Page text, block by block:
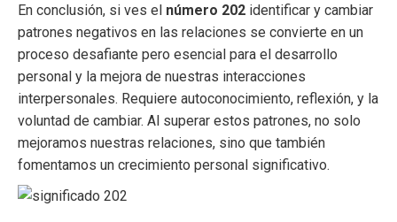
En conclusión, si ves el número 202 identificar y cambiar
patrones negativos en las relaciones se convierte en un
proceso desafiante pero esencial para el desarrollo
personal y la mejora de nuestras interacciones
interpersonales. Requiere autoconocimiento, reflexión, y la
voluntad de cambiar. Al superar estos patrones, no solo
mejoramos nuestras relaciones, sino que también
fomentamos un crecimiento personal significativo.